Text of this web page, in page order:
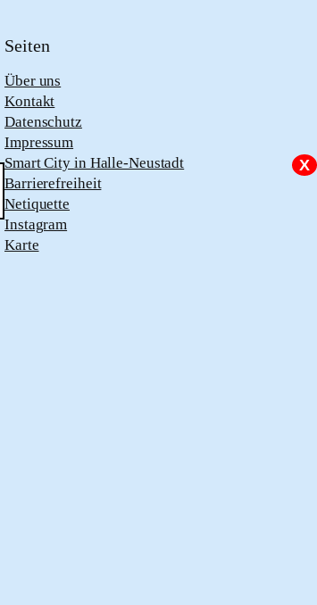
X
Seiten
Über uns
Kontakt
Datenschutz
Impressum
Smart City in Halle-Neustadt
Barrierefreiheit
Netiquette
Instagram
Karte